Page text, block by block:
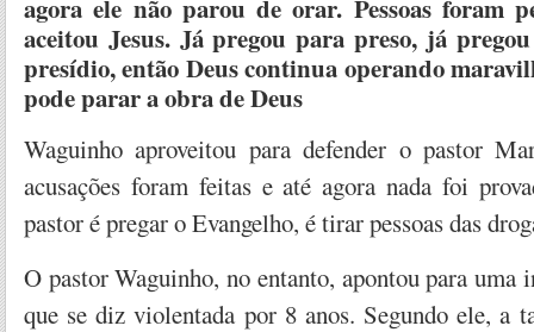
agora ele não parou de orar. Pessoas foram
aceitou Jesus. Já pregou para preso, já
presídio, então Deus continua operando
pode parar a obra de Deus
Waguinho aproveitou para defender o pastor
acusações foram feitas e até agora nada foi
pastor é pregar o Evangelho, é tirar pessoas das
O pastor Waguinho, no entanto, apontou para uma
que se diz violentada por 8 anos. Segundo ele, a